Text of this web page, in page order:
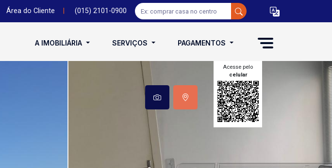
Área do Cliente (015) 2101-0900
A IMOBILIÁRIA SERVIÇOS PAGAMENTOS
Acesse pelo
celular